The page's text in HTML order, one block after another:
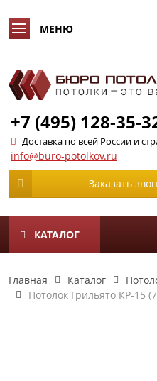
+7 (495) 128-35-
Доставка по всей России и
info@buro-potolkov.ru
Заказать
КАТАЛОГ
Главная Каталог
Потолок Грильято КР-15